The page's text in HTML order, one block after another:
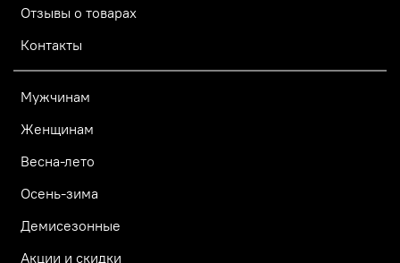
Отзывы о товарах
Контакты
Мужчинам
Женщинам
Весна-лето
Осень-зима
Демисезонные
Акции и скидки